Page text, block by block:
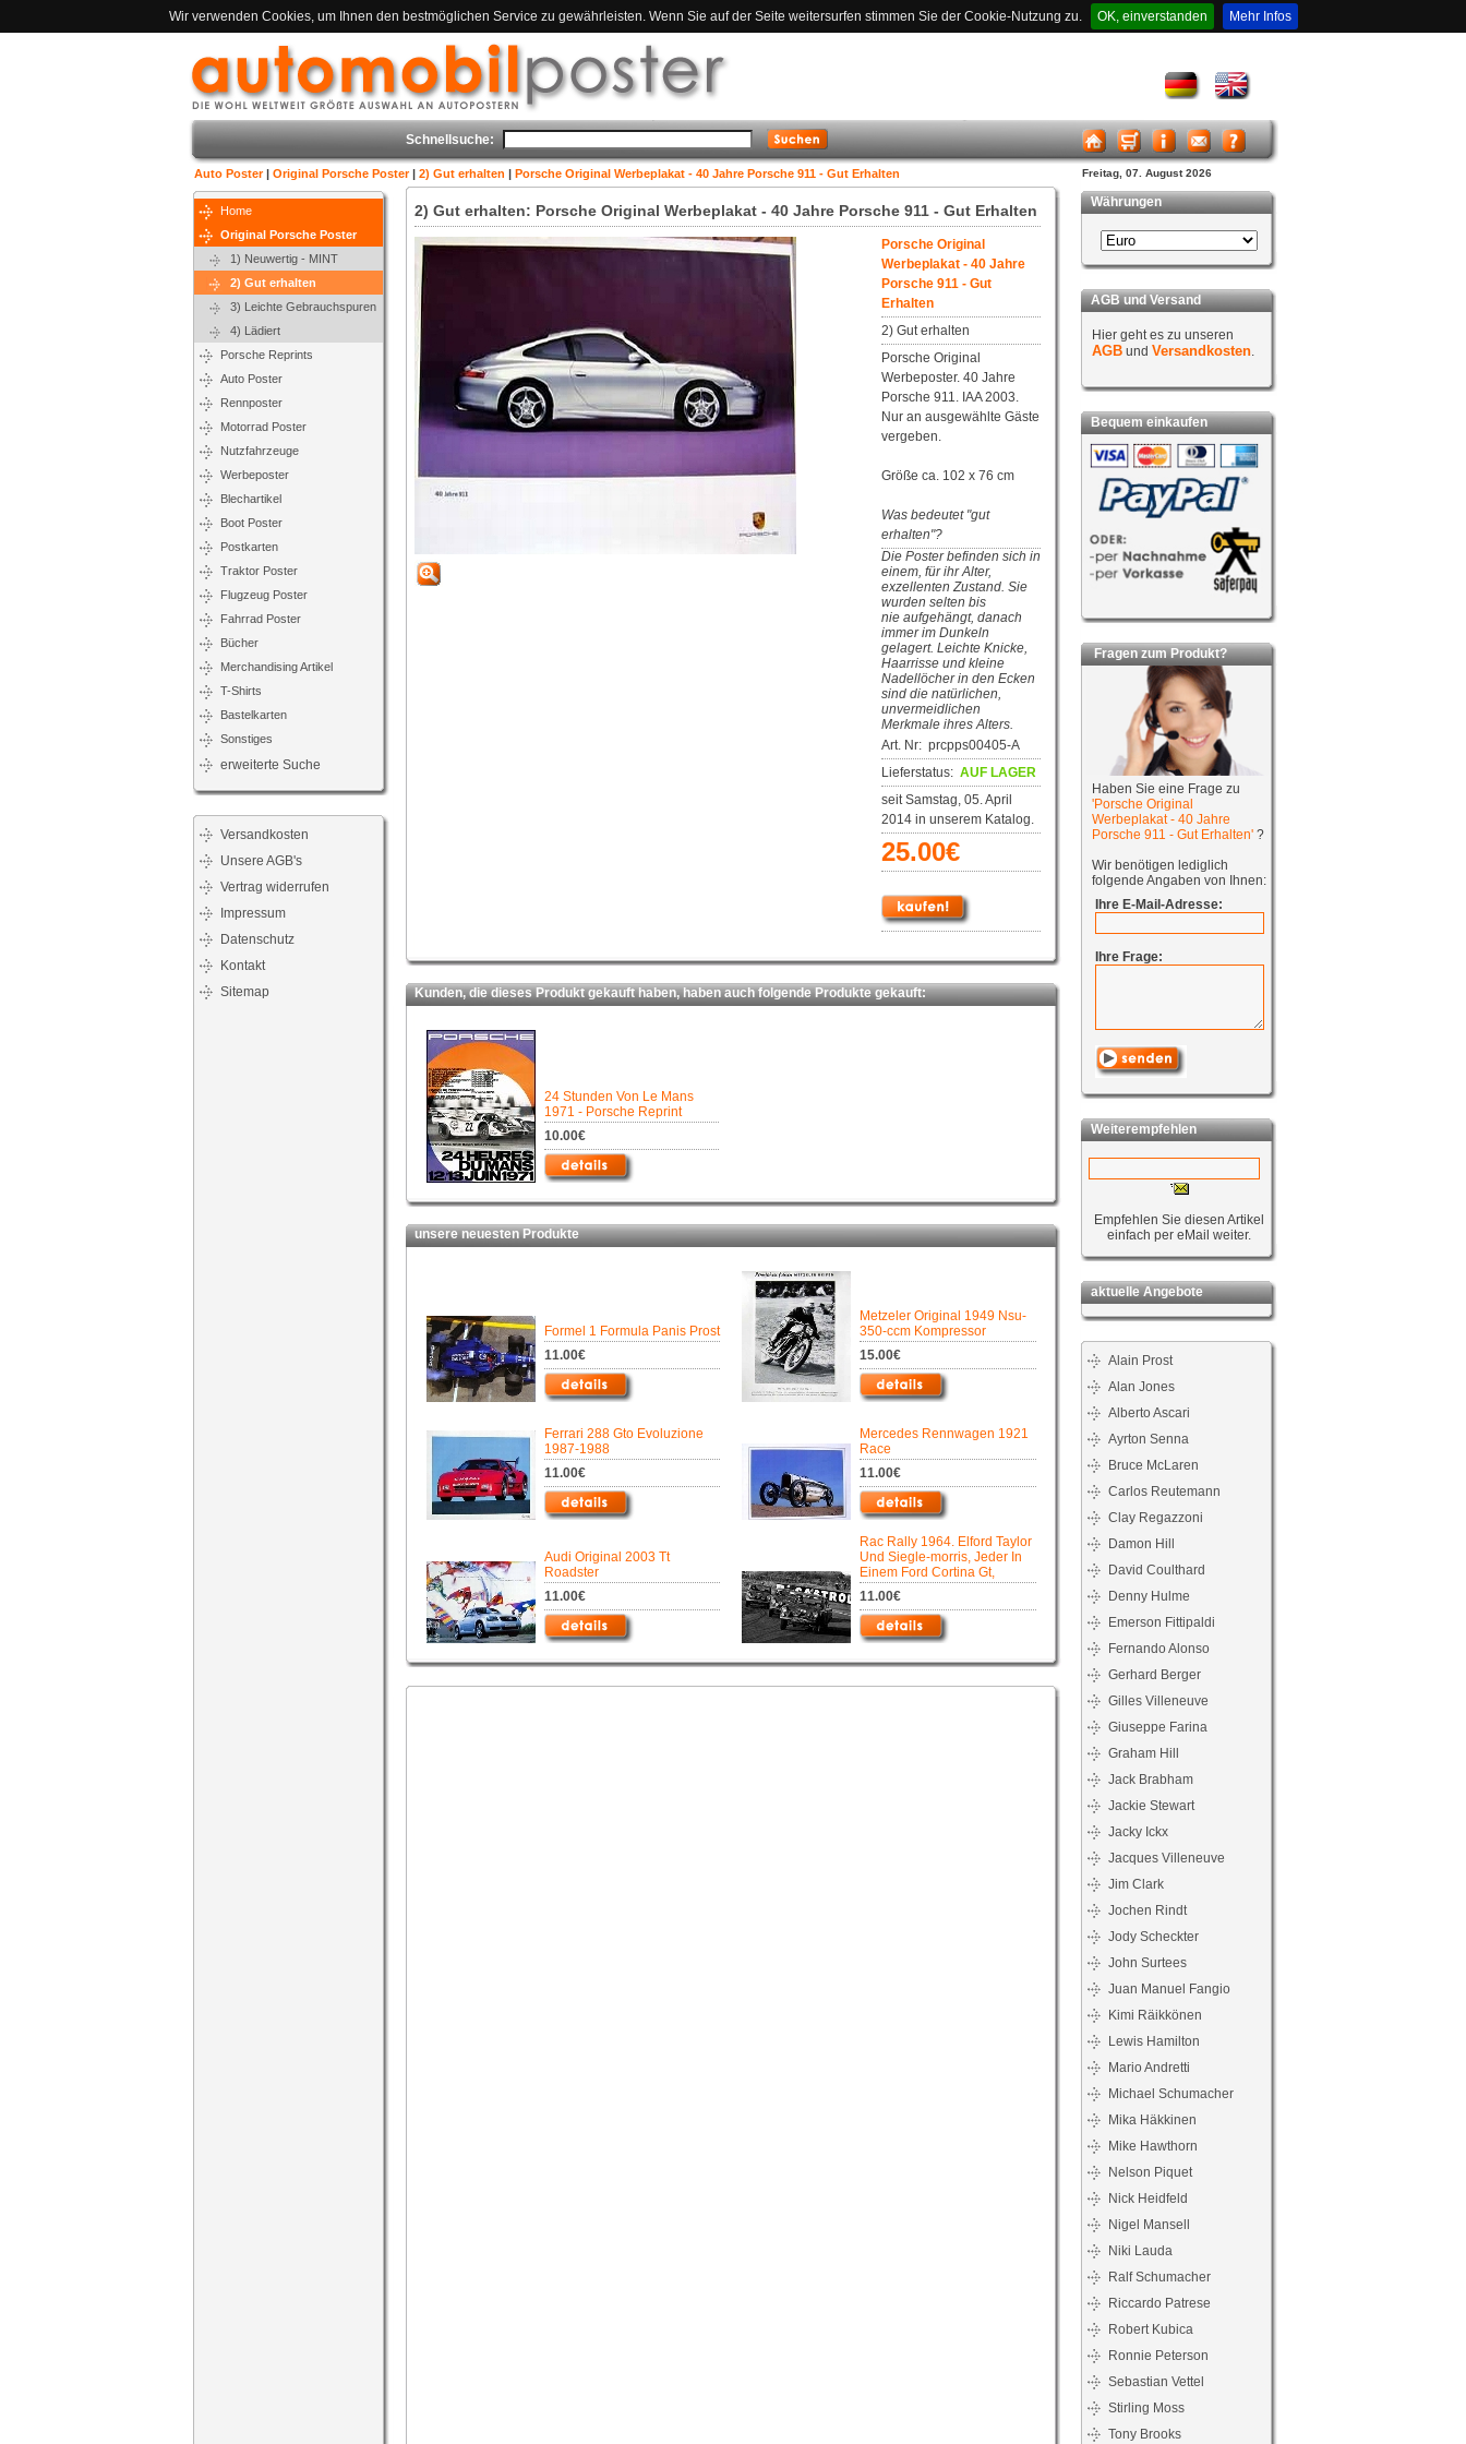
Wir verwenden Cookies, um Ihnen den bestmöglichen Service zu gewährleisten. Wenn Sie auf der Seite weitersurfen stimmen Sie der Cookie-Nutzung zu. OK, einverstanden Mehr Infos
Schnellsuche:
Auto Poster| Original Porsche Poster| 2) Gut erhalten | Porsche Original Werbeplakat - 40 Jahre Porsche 911 - Gut Erhalten Freitag, 07. August 2026
Home
Original Porsche Poster
1) Neuwertig - MINT
2) Gut erhalten
3) Leichte Gebrauchspuren
4) Lädiert
Porsche Reprints
Auto Poster
Rennposter
Motorrad Poster
Nutzfahrzeuge
Werbeposter
Blechartikel
Boot Poster
Postkarten
Traktor Poster
Flugzeug Poster
Fahrrad Poster
Bücher
Merchandising Artikel
T-Shirts
Bastelkarten
Sonstiges
erweiterte Suche
Versandkosten
Unsere AGB's
Vertrag widerrufen
Impressum
Datenschutz
Kontakt
Sitemap
2) Gut erhalten: Porsche Original Werbeplakat - 40 Jahre Porsche 911 - Gut Erhalten
Porsche Original
Werbeplakat - 40 Jahre
Porsche 911 - Gut
Erhalten
2) Gut erhalten
Porsche Original
Werbeposter. 40 Jahre
Porsche 911. IAA 2003.
Nur an ausgewählte Gäste
vergeben.
Größe ca. 102 x 76 cm
Was bedeutet "gut
erhalten"?
Die Poster befinden sich in
einem, für ihr Alter,
exzellenten Zustand. Sie
wurden selten bis
nie aufgehängt, danach
immer im Dunkeln
gelagert. Leichte Knicke,
Haarrisse und kleine
Nadellöcher in den Ecken
sind die natürlichen,
unvermeidlichen
Merkmale ihres Alters.
Art. Nr: prcpps00405-A
Lieferstatus: AUF LAGER
seit Samstag, 05. April
2014 in unserem Katalog.
25.00€
Kunden, die dieses Produkt gekauft haben, haben auch folgende Produkte gekauft:
24 Stunden Von Le Mans
1971 - Porsche Reprint
10.00€
unsere neuesten Produkte
Formel 1 Formula Panis Prost
11.00€
Metzeler Original 1949 Nsu-
350-ccm Kompressor
15.00€
Ferrari 288 Gto Evoluzione
1987-1988
11.00€
Mercedes Rennwagen 1921
Race
11.00€
Audi Original 2003 Tt
Roadster
11.00€
Rac Rally 1964. Elford Taylor
Und Siegle-morris, Jeder In
Einem Ford Cortina Gt,
11.00€
Währungen
AGB und Versand
Hier geht es zu unseren
AGB und Versandkosten.
Bequem einkaufen
Fragen zum Produkt?
Haben Sie eine Frage zu
'Porsche Original
Werbeplakat - 40 Jahre
Porsche 911 - Gut Erhalten' ?
Wir benötigen lediglich
folgende Angaben von Ihnen:
Ihre E-Mail-Adresse:
Ihre Frage:
Weiterempfehlen
Empfehlen Sie diesen Artikel
einfach per eMail weiter.
aktuelle Angebote
Alain Prost
Alan Jones
Alberto Ascari
Ayrton Senna
Bruce McLaren
Carlos Reutemann
Clay Regazzoni
Damon Hill
David Coulthard
Denny Hulme
Emerson Fittipaldi
Fernando Alonso
Gerhard Berger
Gilles Villeneuve
Giuseppe Farina
Graham Hill
Jack Brabham
Jackie Stewart
Jacky Ickx
Jacques Villeneuve
Jim Clark
Jochen Rindt
Jody Scheckter
John Surtees
Juan Manuel Fangio
Kimi Räikkönen
Lewis Hamilton
Mario Andretti
Michael Schumacher
Mika Häkkinen
Mike Hawthorn
Nelson Piquet
Nick Heidfeld
Nigel Mansell
Niki Lauda
Ralf Schumacher
Riccardo Patrese
Robert Kubica
Ronnie Peterson
Sebastian Vettel
Stirling Moss
Tony Brooks